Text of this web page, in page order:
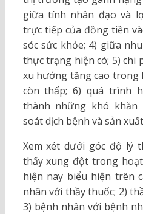
giữa tính nhân đạo và
trực tiếp của đồng tiền
sóc sức khỏe; 4) giữa
thực trạng hiện có; 5) chi
xu hướng tăng cao trong
còn thấp; 6) quá trình
thành những khó
soát dịch bệnh và sản
Xem xét dưới góc độ lý
thấy xung đột trong
hiện nay biểu hiện trên
nhân với thầy thuốc; 2)
3) bệnh nhân với bệnh